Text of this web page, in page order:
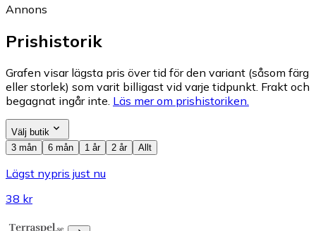
Annons
Prishistorik
Grafen visar lägsta pris över tid för den variant (såsom färg
eller storlek) som varit billigast vid varje tidpunkt. Frakt och
begagnat ingår inte. Läs mer om prishistoriken.
Välj butik
3 mån
6 mån 1 år 2 år Allt
Lägst nypris just nu
38 kr